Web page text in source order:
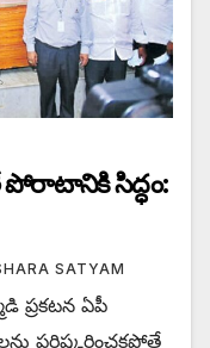
సిద్ధం:
SATYAM
ప్రకటన ఏపీ
పరిష్కరించకపోతే